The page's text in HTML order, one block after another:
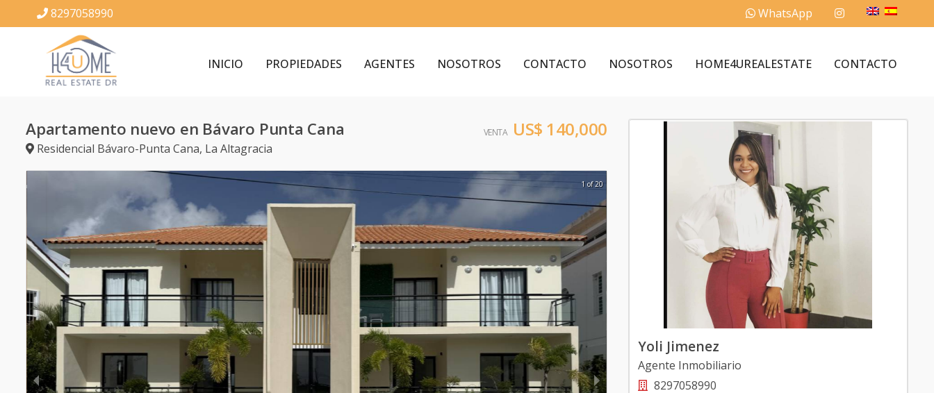
8297058990 WhatsApp
INICIO PROPIEDADES AGENTES NOSOTROS CONTACTO NOSOTROS HOME4UREALESTATE CONTACTO
Apartamento nuevo en Bávaro Punta Cana
Residencial Bávaro-Punta Cana, La Altagracia
VENTA US$ 140,000
1 of 20
Yoli Jimenez
Agente Inmobiliario
8297058990